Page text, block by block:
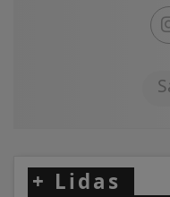
+ Lidas